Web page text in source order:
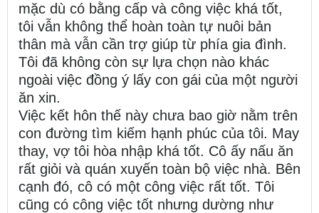
mặc dù có bằng cấp và công việc khá tốt,
tôi vẫn không thể hoàn toàn tự nuôi bản
thân mà vẫn cần trợ giúp từ phía gia đình.
Tôi đã không còn sự lựa chọn nào khác
ngoài việc đồng ý lấy con gái của một người
ăn xin.
Việc kết hôn thế này chưa bao giờ nằm trên
con đường tìm kiếm hạnh phúc của tôi. May
thay, vợ tôi hòa nhập khá tốt. Cô ấy nấu ăn
rất giỏi và quán xuyến toàn bộ việc nhà. Bên
cạnh đó, cô có một công việc rất tốt. Tôi
cũng có công việc tốt nhưng dường như